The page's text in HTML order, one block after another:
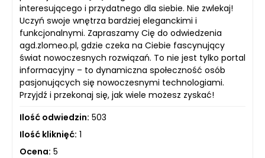
interesującego i przydatnego dla siebie. Nie zwlekaj!
Uczyń swoje wnętrza bardziej eleganckimi i
funkcjonalnymi. Zapraszamy Cię do odwiedzenia
agd.zlomeo.pl, gdzie czeka na Ciebie fascynujący
świat nowoczesnych rozwiązań. To nie jest tylko portal
informacyjny – to dynamiczna społeczność osób
pasjonujących się nowoczesnymi technologiami.
Przyjdź i przekonaj się, jak wiele możesz zyskać!
Ilość odwiedzin: 503
Ilość kliknięć: 1
Ocena: 5